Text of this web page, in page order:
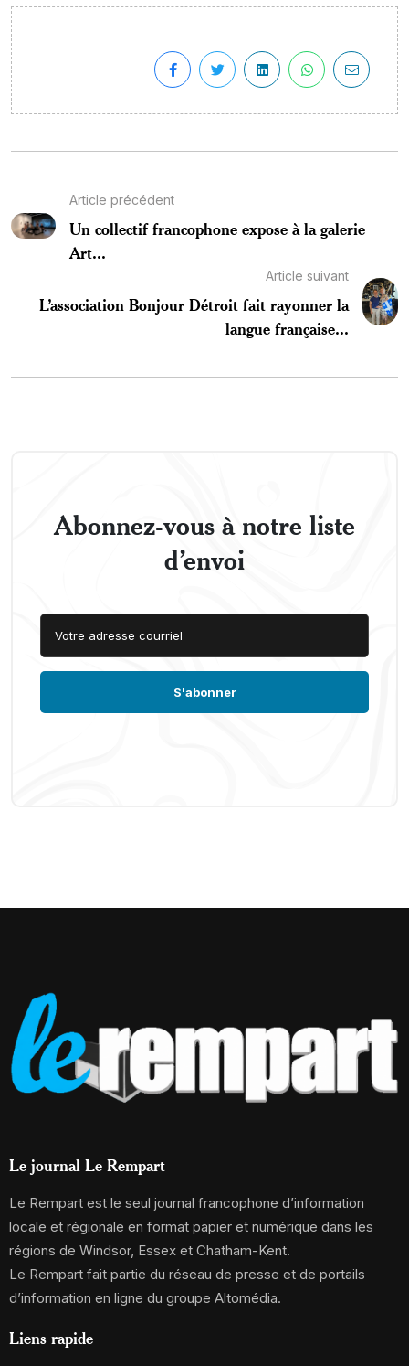
Article précédent
Un collectif francophone expose à la galerie
Art...
Article suivant
L’association Bonjour Détroit fait rayonner la
langue française...
Abonnez-vous à notre liste
d’envoi
Le journal Le Rempart
Le Rempart est le seul journal francophone d’information
locale et régionale en format papier et numérique dans les
régions de Windsor, Essex et Chatham-Kent.
Le Rempart fait partie du réseau de presse et de portails
d’information en ligne du groupe Altomédia.
Liens rapide